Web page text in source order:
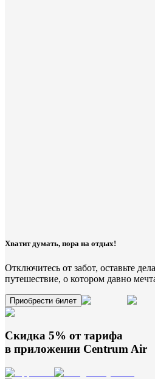
Хватит думать, пора на отдых!
Отключитесь от забот, оставьте
путешествие, о котором давно
Приобрести билет
Скидка 5% от тарифа
в приложении Centrum Air